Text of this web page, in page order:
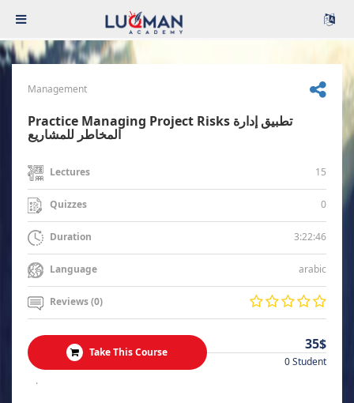
Management
Practice Managing Project Risks تطبيق إدارة
المخاطر للمشاريع
Lectures 15
Quizzes 0
Duration 3:22:46
Language arabic
Reviews (0)
Take This Course 35$
0 Student
.